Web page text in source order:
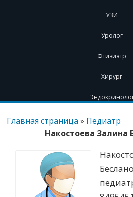
УЗИ
Уролог
Фтизиатр
Хирург
Главная страница » Педиатр
Накостоева Залина